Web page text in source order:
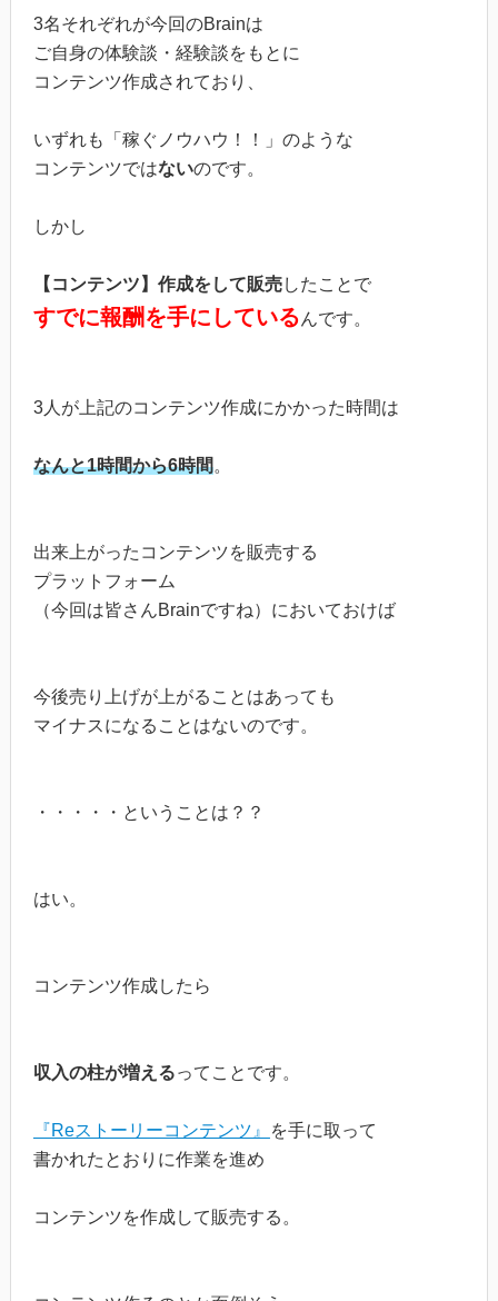
3名それぞれが今回のBrainは
ご自身の体験談・経験談をもとに
コンテンツ作成されており、
いずれも「稼ぐノウハウ！！」のような
コンテンツではないのです。
しかし
【コンテンツ】作成をして販売したことで
すでに報酬を手にしているんです。
3人が上記のコンテンツ作成にかかった時間は
なんと1時間から6時間。
出来上がったコンテンツを販売する
プラットフォーム
（今回は皆さんBrainですね）においておけば
今後売り上げが上がることはあっても
マイナスになることはないのです。
・・・・・ということは？？
はい。
コンテンツ作成したら
収入の柱が増えるってことです。
『Reストーリーコンテンツ』
を手に取って
書かれたとおりに作業を進め
コンテンツを作成して販売する。